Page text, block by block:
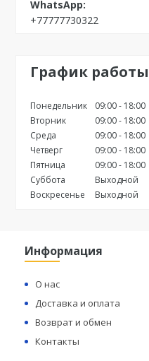
+77777730322
График работы
Понедельник 09:00
18:00
Вторник
09:00
18:00
Среда
09:00
18:00
Четверг
09:00
18:00
Пятница
09:00
18:00
Суббота
Выходной
Воскресенье
Выходной
Информация
О нас
Доставка и оплата
Возврат и обмен
Контакты